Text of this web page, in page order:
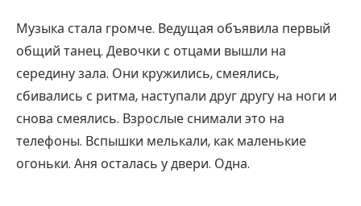
Музыка стала громче. Ведущая объявила первый
общий танец. Девочки с отцами вышли на
середину зала. Они кружились, смеялись,
сбивались с ритма, наступали друг другу на ноги и
снова смеялись. Взрослые снимали это на
телефоны. Вспышки мелькали, как маленькие
огоньки. Аня осталась у двери. Одна.